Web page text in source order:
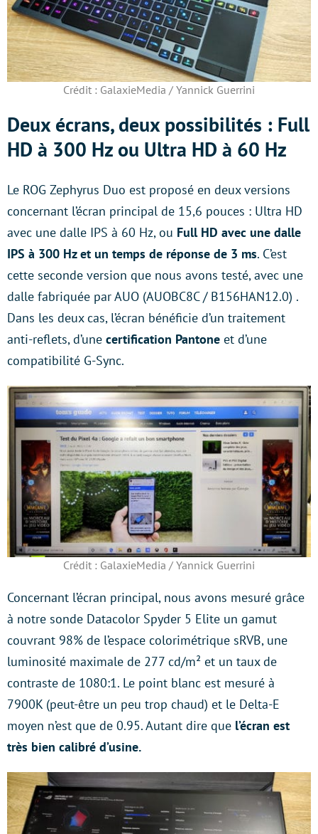
Crédit : GalaxieMedia / Yannick Guerrini
Deux écrans, deux possibilités : Full
HD à 300 Hz ou Ultra HD à 60 Hz
Le ROG Zephyrus Duo est proposé en deux versions
concernant l’écran principal de 15,6 pouces : Ultra HD
avec une dalle IPS à 60 Hz, ou Full HD avec une dalle
IPS à 300 Hz et un temps de réponse de 3 ms. C’est
cette seconde version que nous avons testé, avec une
dalle fabriquée par AUO (AUOBC8C / B156HAN12.0) .
Dans les deux cas, l’écran bénéficie d’un traitement
anti-reflets, d’une certification Pantone et d’une
compatibilité G-Sync.
Crédit : GalaxieMedia / Yannick Guerrini
Concernant l’écran principal, nous avons mesuré grâce
à notre sonde Datacolor Spyder 5 Elite un gamut
couvrant 98% de l’espace colorimétrique sRVB, une
luminosité maximale de 277 cd/m² et un taux de
contraste de 1080:1. Le point blanc est mesuré à
7900K (peut-être un peu trop chaud) et le Delta-E
moyen n’est que de 0.95. Autant dire que l’écran est
très bien calibré d’usine.